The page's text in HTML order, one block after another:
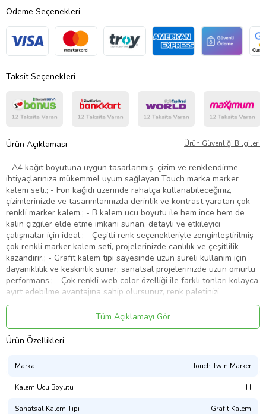
Ödeme Seçenekleri
Taksit Seçenekleri
Ürün Açıklaması Ürün Güvenliği Bilgileri
- A4 kağıt boyutuna uygun tasarlanmış, çizim ve renklendirme
ihtiyaçlarınıza mükemmel uyum sağlayan Touch marka marker
kalem seti.; - Fon kağıdı üzerinde rahatça kullanabileceğiniz,
çizimlerinizde ve tasarımlarınızda derinlik ve kontrast yaratan çok
renkli marker kalem.; - B kalem ucu boyutu ile hem ince hem de
kalın çizgiler elde etme imkanı sunan, detaylı ve etkileyici
çalışmalar için ideal.; - Çeşitli renk seçenekleriyle zenginleştirilmiş
çok renkli marker kalem seti, projelerinizde canlılık ve çeşitlilik
kazandırır.; - Grafit kalem tipi sayesinde uzun süreli kullanım için
dayanıklılık ve keskinlik sunar; sanatsal projelerinizde uzun ömürlü
performans.; - Çok renkli web color özelliği ile farklı tonları kolayca
ayırt edebilme avantajına sahip olursunuz, renk paletinizi
genişletirsiniz.; - Türkiye menşeli bu marker kalem seti, yerel
üreticilerin kalitesini ve güvenilirliğini temsil eder.; - 12 farklı
renkteki marker kalemlerle sanatınızı özgün bir şekilde ifade edin.; -
A4 boyutundaki kağıtlar üzerinde rahatça çizim yapabilme imkanı
sonuçlar elde edersiniz.; - Grafit kalem tipi sayesinde hem
profesyonel hem de amatör kullanıcıların ihtiyaçlarına uygun bir
deneyim sağlar.; - Çok renkli tasarımıyla her türlü projenizde
canlılık katmanızda yardımcı olur.
Tüm Açıklamayı Gör
Ürün Özellikleri
Marka Touch Twin Marker
Kalem Ucu Boyutu H
Sanatsal Kalem Tipi Grafit Kalem